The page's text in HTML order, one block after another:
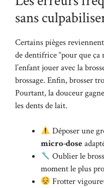
sans
Certains pièges
de dentifrice “pour que ça
l’enfant jouer avec la
brossage. Enfin, brosser
Pourtant, la douceur
les dents de lait.
Déposer une
micro-dose
Oublier le
moment le plus
Frotter